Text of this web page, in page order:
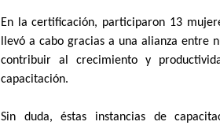
En la certificación, participaron 13
llevó a cabo gracias a una alianza entre
contribuir al crecimiento y
capacitación.
Sin duda, éstas instancias de